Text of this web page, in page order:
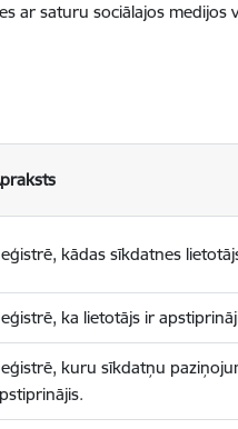
ar saturu sociālajos
kādas sīkdatnes
ka lietotājs ir
kuru sīkdatņu